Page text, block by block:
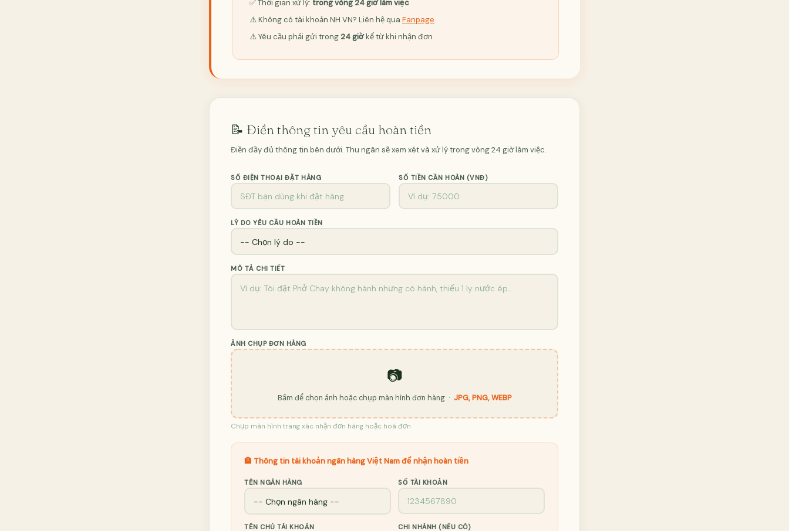
✅ Thời gian xử lý: trong vòng 24 giờ làm việc
⚠️ Không có tài khoản NH VN? Liên hệ qua Fanpage
⚠️ Yêu cầu phải gửi trong 24 giờkể từ khi nhận đơn
📝 Điền thông tin yêu cầu hoàn tiền
Điền đầy đủ thông tin bên dưới. Thu ngân sẽ xem xét và xử lý trong vòng 24 giờ làm việc.
SỐ ĐIỆN THOẠI ĐẶT HÀNG SỐ TIỀN CẦN HOÀN (VNĐ)
LÝ DO YÊU CẦU HOÀN TIỀN
MÔ TẢ CHI TIẾT
ẢNH CHỤP ĐƠN HÀNG
📷
Bấm để chọn ảnh hoặc chụp màn hình đơn hàng · JPG, PNG, WEBP
Chụp màn hình trang xác nhận đơn hàng hoặc hoá đơn
🏦 Thông tin tài khoản ngân hàng Việt Nam để nhận hoàn tiền
TÊN NGÂN HÀNG SỐ TÀI KHOẢN
TÊN CHỦ TÀI KHOẢN CHI NHÁNH (NẾU CÓ)